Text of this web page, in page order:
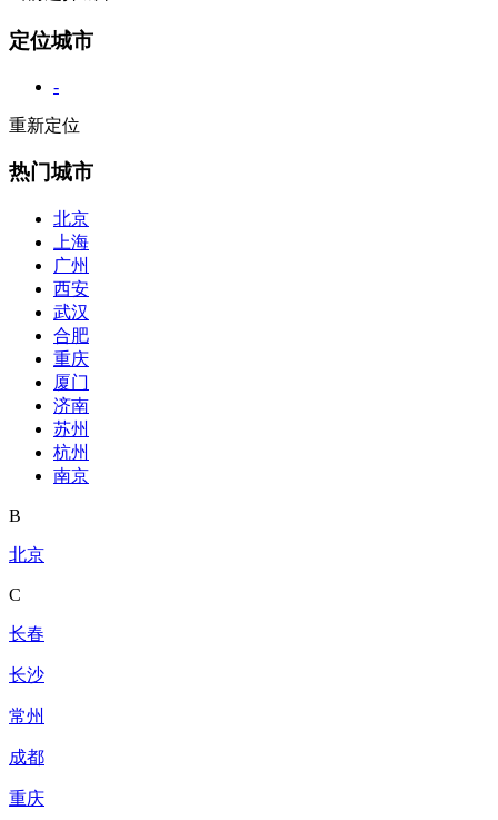
定位城市
-
重新定位
热门城市
北京
上海
广州
西安
武汉
合肥
重庆
厦门
济南
苏州
杭州
南京
B
北京
C
长春
长沙
常州
成都
重庆